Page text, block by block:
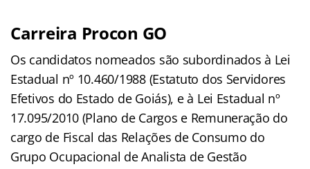
Carreira Procon GO
Os candidatos nomeados são subordinados à Lei
Estadual nº 10.460/1988 (Estatuto dos Servidores
Efetivos do Estado de Goiás), e à Lei Estadual nº
17.095/2010 (Plano de Cargos e Remuneração do
cargo de Fiscal das Relações de Consumo do
Grupo Ocupacional de Analista de Gestão